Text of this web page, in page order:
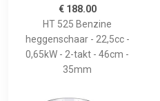
€ 188.00
HT 525 Benzine
heggenschaar - 22,5cc -
0,65kW - 2-takt - 46cm -
35mm